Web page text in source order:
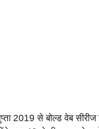
2019 से बोल्ड वेब